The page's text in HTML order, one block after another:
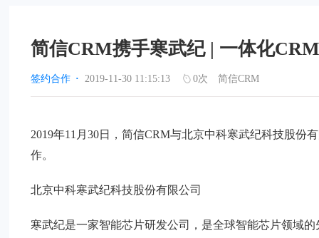
简信CRM携手寒武纪 | 一体化
签约合作 · 2019-11-30 11:15:13 0次 简信CRM
2019年11月30日，简信CRM与北京中科寒武纪科技股份
作。
北京中科寒武纪科技股份有限公司
寒武纪是一家智能芯片研发公司，是全球智能芯片领域